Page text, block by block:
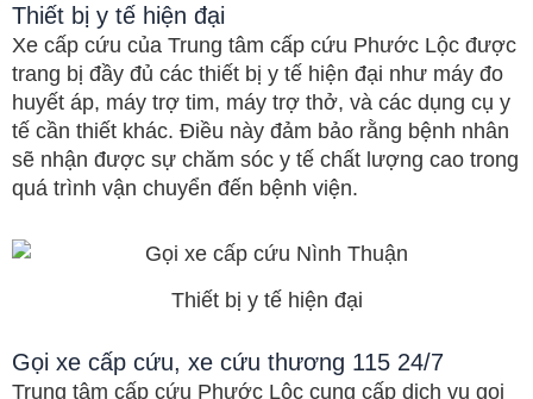
Thiết bị y tế hiện đại
Xe cấp cứu của Trung tâm cấp cứu Phước Lộc được
trang bị đầy đủ các thiết bị y tế hiện đại như máy đo
huyết áp, máy trợ tim, máy trợ thở, và các dụng cụ y
tế cần thiết khác. Điều này đảm bảo rằng bệnh nhân
sẽ nhận được sự chăm sóc y tế chất lượng cao trong
quá trình vận chuyển đến bệnh viện.
Thiết bị y tế hiện đại
Gọi xe cấp cứu, xe cứu thương 115 24/7
Trung tâm cấp cứu Phước Lộc cung cấp dịch vụ gọi